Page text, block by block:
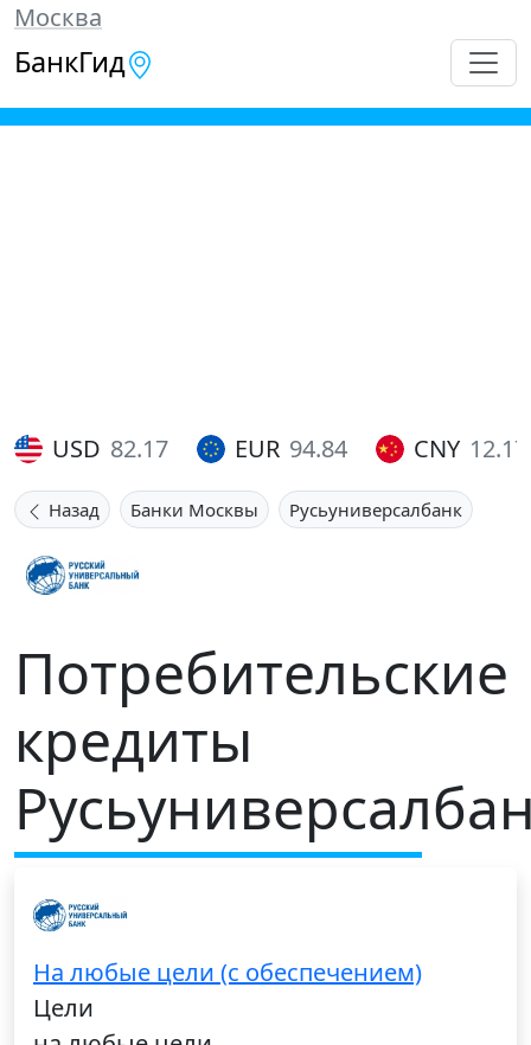
Москва
БанкГид
USD 82.17 EUR 94.84 CNY 12.17
Назад Банки Москвы Русьуниверсалбанк
Потребительские
кредиты
На любые цели (с обеспечением)
Цели